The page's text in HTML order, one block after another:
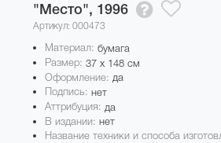
"Место", 1996
Артикул: 000473
Материал: бумага
Размер: 37 x 148 см
Оформление: да
Подпись:нет
Аттрибуция: да
В издании:нет
Название техники и способа